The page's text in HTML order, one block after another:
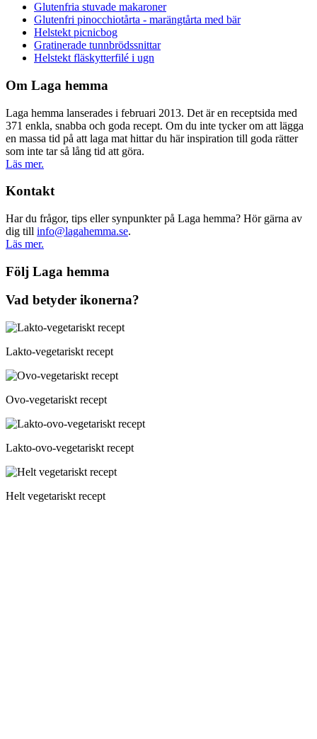
Glutenfria stuvade makaroner
Glutenfri pinocchiotårta - marängtårta med bär
Helstekt picnicbog
Gratinerade tunnbrödssnittar
Helstekt fläskytterfilé i ugn
Om Laga hemma
Laga hemma lanserades i februari 2013. Det är en receptsida med
371 enkla, snabba och goda recept. Om du inte tycker om att lägga
en massa tid på att laga mat hittar du här inspiration till goda rätter
som inte tar så lång tid att göra.
Läs mer.
Kontakt
Har du frågor, tips eller synpunkter på Laga hemma? Hör gärna av
dig till info@lagahemma.se.
Läs mer.
Följ Laga hemma
Vad betyder ikonerna?
Lakto-vegetariskt recept
Ovo-vegetariskt recept
Lakto-ovo-vegetariskt recept
Helt vegetariskt recept